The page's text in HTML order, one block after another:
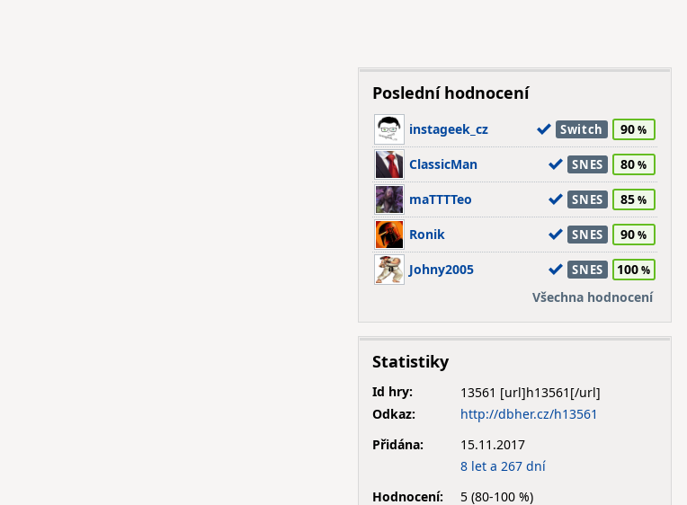
Poslední hodnocení
instageek_cz Switch 90
ClassicMan SNES 80
maTTTTeo SNES 85
Ronik SNES 90
Johny2005 SNES
100
Všechna hodnocení
Statistiky
Id hry:
13561
Odkaz:
http://dbher.cz/h13561
Přidána:
15.11.2017
8 let a 267 dní
Hodnocení:
5 (80-100 %)